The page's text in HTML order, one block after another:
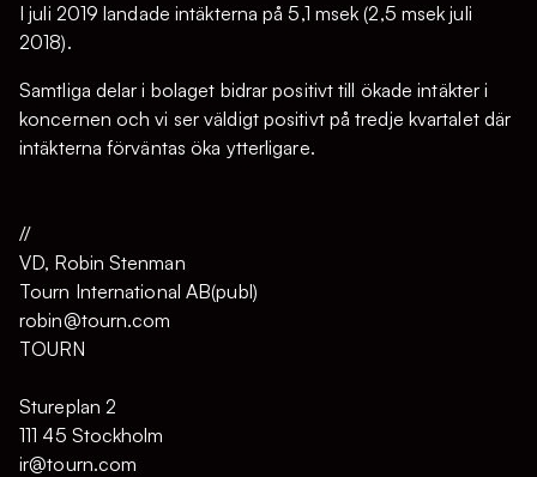
I juli 2019 landade intäkterna på 5,1 msek (2,5 msek juli
2018).
Samtliga delar i bolaget bidrar positivt till ökade intäkter i
koncernen och vi ser väldigt positivt på tredje kvartalet där
intäkterna förväntas öka ytterligare.
//
VD, Robin Stenman
Tourn International AB(publ)
robin@tourn.com
TOURN
Stureplan 2
111 45 Stockholm
ir@tourn.com